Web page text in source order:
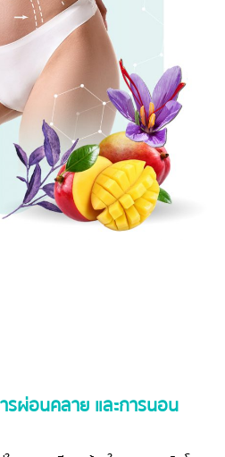
ผ่อนคลาย และการนอน